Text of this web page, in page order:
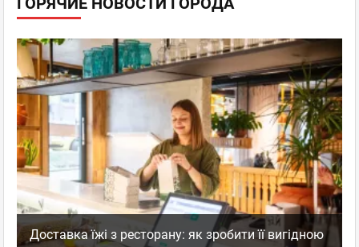
Доставка їжі з ресторану: як зробити її вигідною